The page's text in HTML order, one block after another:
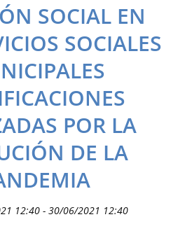
SOCIAL EN
SOCIALES
POR LA
DE LA
12:40 - 30/06/2021 12:40